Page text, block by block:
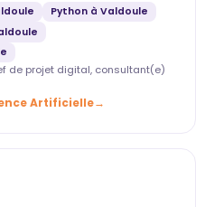
Python à Valdoule
de projet digital, consultant(e)
Artificielle